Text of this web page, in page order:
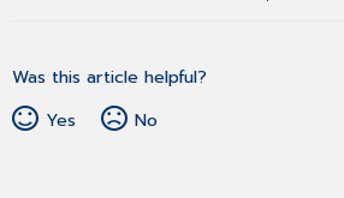
Was this article helpful?
Yes
No